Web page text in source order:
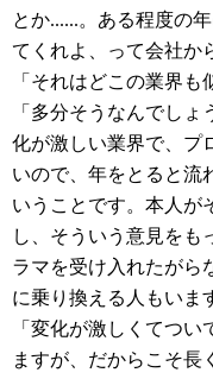
とか......。ある程度の
てくれよ、って会社か
「それはどこの業界も
「多分そうなんでし
化が激しい業界で、プ
いので、年をとると流
いうことです。本人が
し、そういう意見をも
ラマを受け入れたがら
に乗り換える人もいま
「変化が激しくてつ
ますが、だからこそ長